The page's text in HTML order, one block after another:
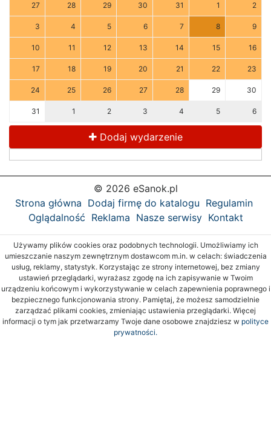
27 28 29 30 31 1 2
3 4 5 6 7 8 9
10 11 12 13 14 15 16
17 18 19 20 21 22 23
24 25 26 27 28 29 30
31 1 2 3 4 5 6
Dodaj wydarzenie
© 2026 eSanok.pl
Strona główna Dodaj firmę do katalogu Regulamin
Oglądalność Reklama Nasze serwisy Kontakt
Używamy plików cookies oraz podobnych technologii. Umożliwiamy ich
umieszczanie naszym zewnętrznym dostawcom m.in. w celach: świadczenia
usług, reklamy, statystyk. Korzystając ze strony internetowej, bez zmiany
ustawień przeglądarki, wyrażasz zgodę na ich zapisywanie w Twoim
urządzeniu końcowym i wykorzystywanie w celach zapewnienia poprawnego i
bezpiecznego funkcjonowania strony. Pamiętaj, że możesz samodzielnie
zarządzać plikami cookies, zmieniając ustawienia przeglądarki. Więcej
informacji o tym jak przetwarzamy Twoje dane osobowe znajdziesz w polityce
prywatności.